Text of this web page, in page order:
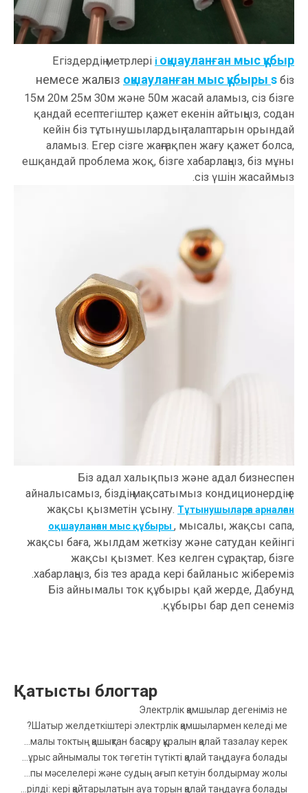
Егіздердің метрлері i оқшауланған мыс құбыр
немесе жалғыз оқшауланған мыс құбыры s біз
15м 20м 25м 30м және 50м жасай аламыз, сіз бізге
қандай есептегіштер қажет екенін айтыңыз, содан
кейін біз тұтынушылардың талаптарын орындай
аламыз. Егер сізге жаңғақпен жағу қажет болса,
ешқандай проблема жоқ, бізге хабарлаңыз, біз мұны
сіз үшін жасаймыз.
Біз адал халықпыз және адал бизнеспен
айналысамыз, біздің мақсатымыз кондиционердің ең
жақсы қызметін ұсыну. Тұтынушыларға арналған
оқшауланған мыс құбыры , мысалы, жақсы сапа,
жақсы баға, жылдам жеткізу және сатудан кейінгі
жақсы қызмет. Кез келген сұрақтар, бізге
хабарлаңыз, біз тез арада кері байланыс жібереміз.
Біз айнымалы ток құбыры қай жерде, Дабунд
құбыры бар деп сенеміз.
Қатысты блогтар
Электрлік қамшылар дегеніміз не
Шатыр желдеткіштері электрлік қамшылармен келеді ме?